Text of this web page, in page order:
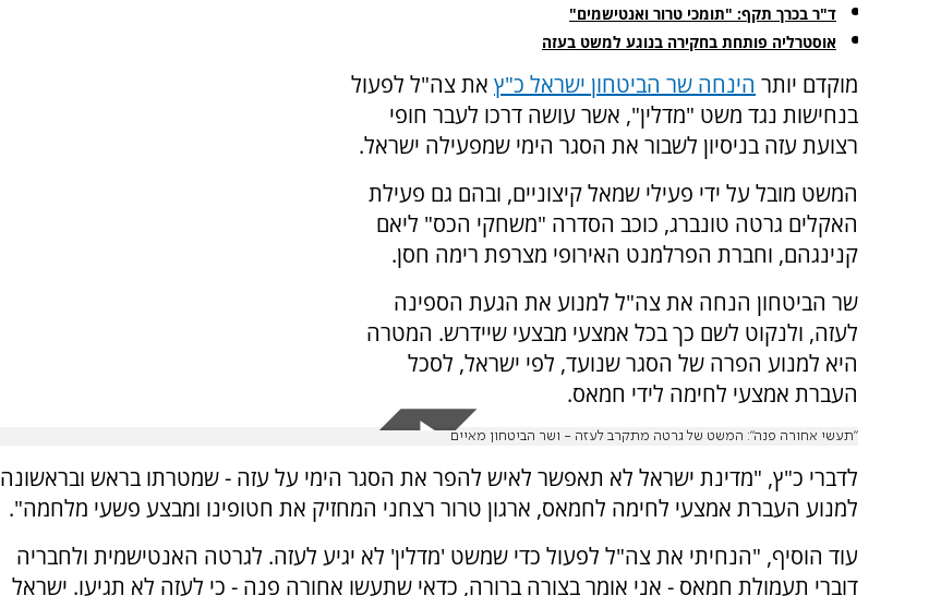
ד"ר בכרך תקף: "תומכי טרור ואנטישמים"
אוסטרליה פותחת בחקירה בנוגע למשט בעזה
מוקדם יותר הינחה שר הביטחון ישראל כ"ץ את צה"ל לפעול
בנחישות נגד משט "מדלין", אשר עושה דרכו לעבר חופי
רצועת עזה בניסיון לשבור את הסגר הימי שמפעילה ישראל.
המשט מובל על ידי פעילי שמאל קיצוניים, ובהם גם פעילת
האקלים גרטה טונברג, כוכב הסדרה "משחקי הכס" ליאם
קנינגהם, וחברת הפרלמנט האירופי מצרפת רימה חסן.
שר הביטחון הנחה את צה"ל למנוע את הגעת הספינה
לעזה, ולנקוט לשם כך בכל אמצעי מבצעי שיידרש. המטרה
היא למנוע הפרה של הסגר שנועד, לפי ישראל, לסכל
העברת אמצעי לחימה לידי חמאס.
"תעשי אחורה פנה": המשט של גרטה מתקרב לעזה - ושר הביטחון מאיים
לדברי כ"ץ, "מדינת ישראל לא תאפשר לאיש להפר את הסגר הימי על עזה - שמטרתו בראש ובראשונה
למנוע העברת אמצעי לחימה לחמאס, ארגון טרור רצחני המחזיק את חטופינו ומבצע פשעי מלחמה".
עוד הוסיף, "הנחיתי את צה"ל לפעול כדי שמשט 'מדלין' לא יגיע לעזה. לגרטה האנטישמית ולחבריה
דוברי תעמולת חמאס - אני אומר בצורה ברורה, כדאי שתעשו אחורה פנה - כי לעזה לא תגיעו. ישראל